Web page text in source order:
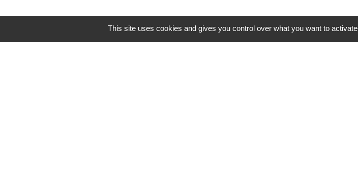
This site uses cookies and gives you control over what you want to activate